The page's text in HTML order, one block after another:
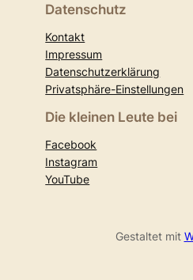
Datenschutz
Kontakt
Impressum
Datenschutzerklärung
Privatsphäre-Einstellungen
Die kleinen Leute bei
Facebook
Instagram
YouTube
Gestaltet mit